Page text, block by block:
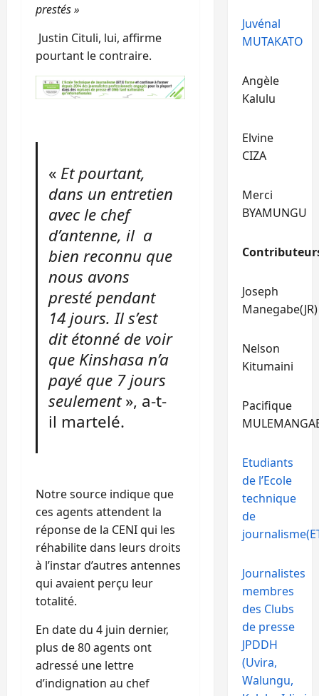
prestés»
Justin Cituli, lui, affirme
pourtant le contraire.
« Et pourtant,
dans un entretien
avec le chef
d’antenne, il a
bien reconnu que
nous avons
presté pendant
14 jours. Il s’est
dit étonné de voir
que Kinshasa n’a
payé que 7 jours
seulement», a-t-
il martelé.
Notre source indique que
ces agents attendent la
réponse de la CENI qui les
réhabilite dans leurs droits
à l’instar d’autres antennes
qui avaient perçu leur
totalité.
En date du 4 juin dernier,
plus de 80 agents ont
adressé une lettre
d’indignation au chef
Juvénal
MUTAKATO
Angèle
Kalulu
Elvine
CIZA
Merci
BYAMUNGU
Joseph
Manegabe(JR)
Nelson
Kitumaini
Pacifique
Etudiants
de l’Ecole
technique
de
Journalistes
membres
des Clubs
de presse
JPDDH
(Uvira,
Walungu,